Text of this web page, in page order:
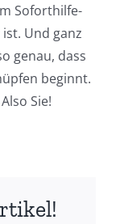
Soforthilfe-
Und ganz
genau, dass
beginnt.
Sie!